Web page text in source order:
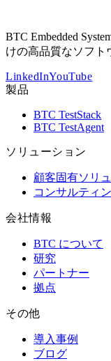
BTC Embedded
けの高品質なソフト
LinkedInYouTube
製品
BTC TestStack
BTC TestAgent
ソリューション
顧客固有ソリ
コンサルティ
会社情報
BTC について
研究
パートナー
拠点
その他
導入事例
ブログ